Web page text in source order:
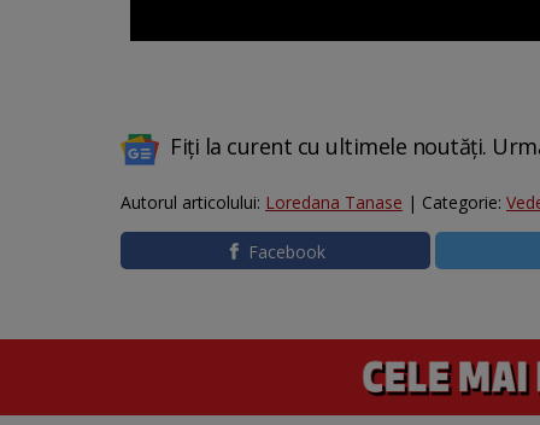
Fiți la curent cu ultimele noutăți.
Autorul articolului: Loredana Tanase | Categorie:
Facebook